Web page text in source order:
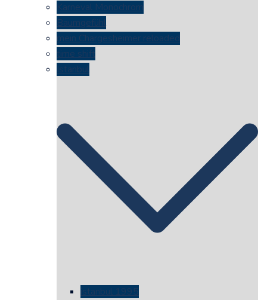
Karneval Monochrom
Baumgefühl
mein Chargesheimer reloaded
time shift
Istanbul
istanbul 1995